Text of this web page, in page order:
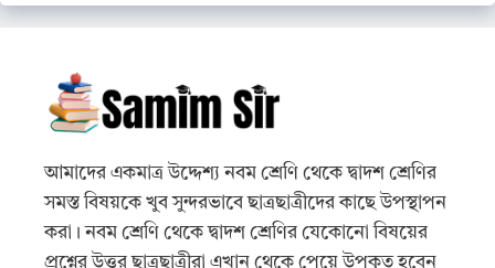
আমাদের একমাত্র উদ্দেশ্য নবম শ্রেণি থেকে দ্বাদশ শ্রেণির
সমস্ত বিষয়কে খুব সুন্দরভাবে ছাত্রছাত্রীদের কাছে উপস্থাপন
করা। নবম শ্রেণি থেকে দ্বাদশ শ্রেণির যেকোনো বিষয়ের
প্রশ্নের উত্তর ছাত্রছাত্রীরা এখান থেকে পেয়ে উপকৃত হবেন